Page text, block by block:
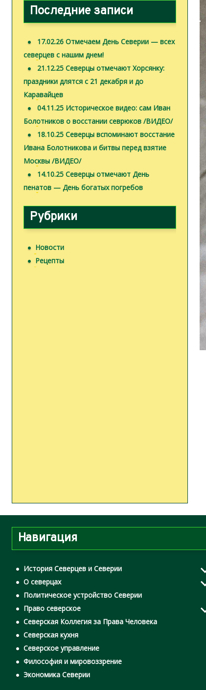
Последние записи
17.02.26 Отмечаем День Северии — всех
северцев с нашим днем!
21.12.25 Северцы отмечают Хорсянку:
праздники длятся с 21 декабря и до
Каравайцев
04.11.25 Историческое видео: сам Иван
Болотников о восстании севрюков /ВИДЕО/
18.10.25 Северцы вспоминают восстание
Ивана Болотникова и битвы перед взятие
Москвы /ВИДЕО/
14.10.25 Северцы отмечают День
пенатов — День богатых погребов
Рубрики
Новости
Рецепты
Навигация
История Северцев и Северии
О северцах
Политическое устройство Северии
Право северское
Северская Коллегия за Права Человека
Северская кухня
Северское управление
Философия и мировоззрение
Экономика Северии